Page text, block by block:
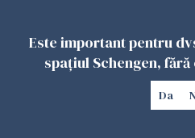
Este important pentru
spațiul Schengen,
Da